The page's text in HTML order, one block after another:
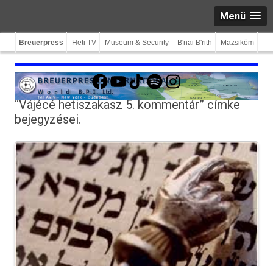
Menü
Breuerpress Heti TV Museum & Security B'nai B'rith Mazsiköm
Facebook
YouTube
TikTokSpotifyInstagram
“Vájécé hetiszakasz 5. kommentár”címke
bejegyzései.